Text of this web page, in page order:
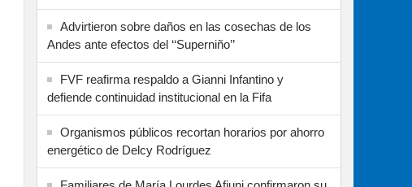
Advirtieron sobre daños en las cosechas de los
Andes ante efectos del ‘‘Superniño’’
FVF reafirma respaldo a Gianni Infantino y
defiende continuidad institucional en la Fifa
Organismos públicos recortan horarios por ahorro
energético de Delcy Rodríguez